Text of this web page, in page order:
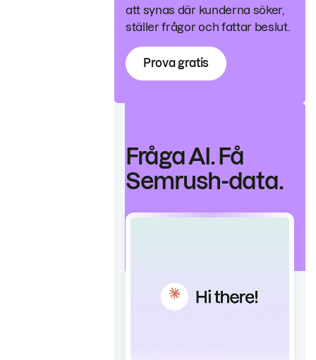
att synas där kunderna söker,
ställer frågor och fattar beslut.
Prova gratis
Fråga AI. Få
Semrush-data.